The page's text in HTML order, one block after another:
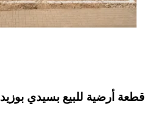
قطعة أرضية للبيع بسيدي